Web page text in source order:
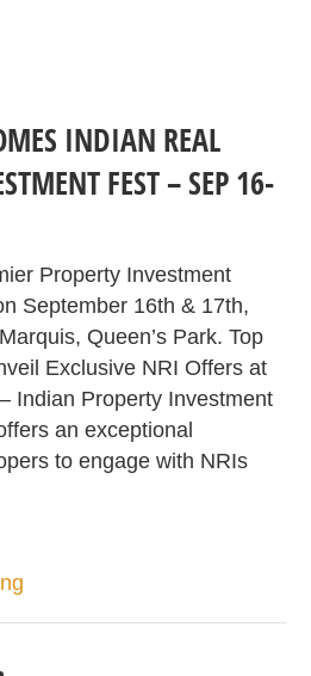
INDIAN REAL
FEST – SEP 16-
Property Investment
September 16th & 17th,
Queen’s Park. Top
Exclusive NRI Offers at
Indian Property Investment
an exceptional
to engage with NRIs